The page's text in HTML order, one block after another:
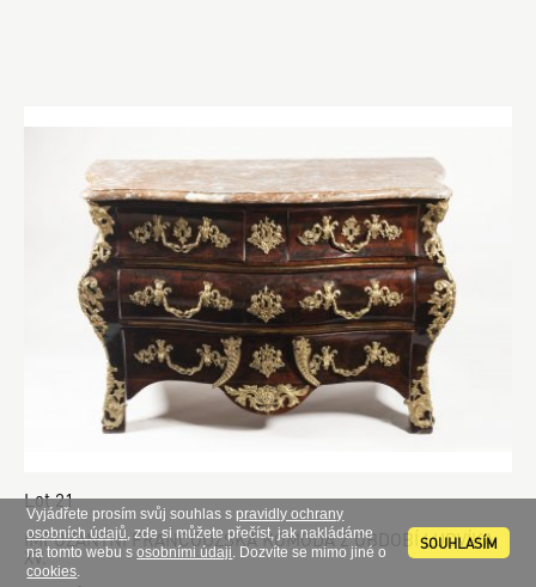
Vyjádřete prosím svůj souhlas spravidly ochrany
osobních údajů, zde si můžete přečíst, jak nakládáme
na tomto webu sosobními údaji. Dozvíte se mimo jiné o
cookies.
SOUHLASÍM
Lot 21
IMPOZANTNÍ FRANCOUZSKÁ KOMODA Z OBDOBÍ LUDVÍKA
XV.